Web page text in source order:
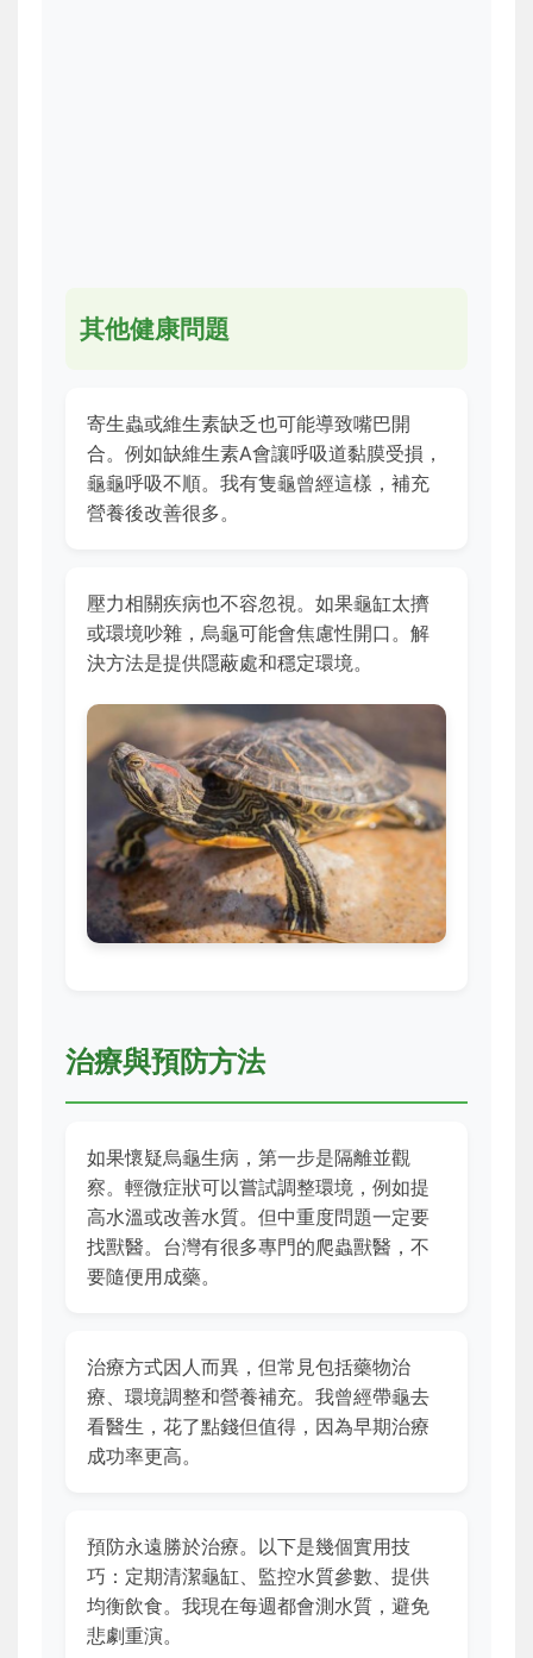
其他健康問題
寄生蟲或維生素缺乏也可能導致嘴巴開
合。例如缺維生素A會讓呼吸道黏膜受損，
龜龜呼吸不順。我有隻龜曾經這樣，補充
營養後改善很多。
壓力相關疾病也不容忽視。如果龜缸太擠
或環境吵雜，烏龜可能會焦慮性開口。解
決方法是提供隱蔽處和穩定環境。
治療與預防方法
如果懷疑烏龜生病，第一步是隔離並觀
察。輕微症狀可以嘗試調整環境，例如提
高水溫或改善水質。但中重度問題一定要
找獸醫。台灣有很多專門的爬蟲獸醫，不
要隨便用成藥。
治療方式因人而異，但常見包括藥物治
療、環境調整和營養補充。我曾經帶龜去
看醫生，花了點錢但值得，因為早期治療
成功率更高。
預防永遠勝於治療。以下是幾個實用技
巧：定期清潔龜缸、監控水質參數、提供
均衡飲食。我現在每週都會測水質，避免
悲劇重演。